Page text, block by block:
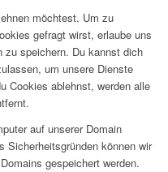
möchtest. Um zu
gefragt wirst, erlaube uns
zu speichern. Du kannst dich
um unsere Dienste
Cookies ablehnst, werden alle
auf unserer Domain
Sicherheitsgründen können wir
gespeichert werden.